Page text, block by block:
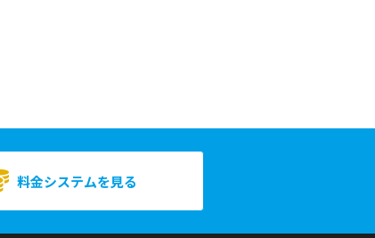
料金システムを見る